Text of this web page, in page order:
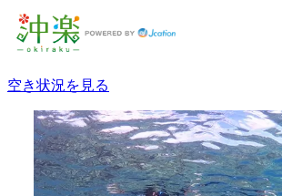
空き状況を見る